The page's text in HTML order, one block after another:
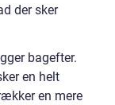
der sker
bagefter.
en helt
en mere